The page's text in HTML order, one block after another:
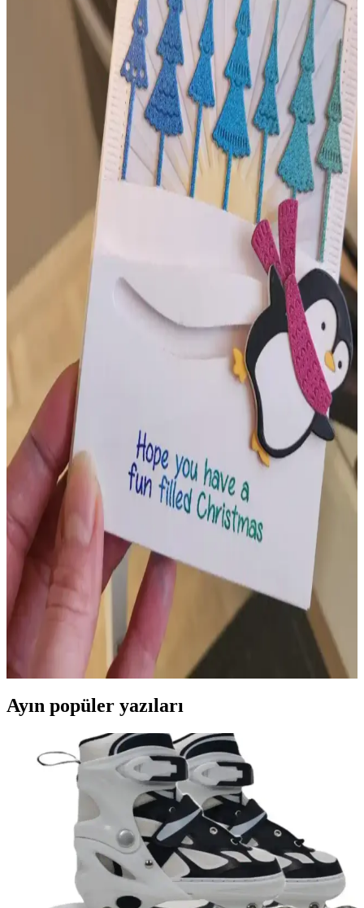
Kart Yapımı ile Stres Yönetimi: Yaratıcı Terapi ve
Sosyal Katkılar
Kart yapımı, stresle başa çıkmak için yaratıcı ve terapi niteliğinde bir
yöntemdir. Özellikle özel eğitim öğretmenleri ve sağlık çalışanları
için zihinsel rahatlama ve sosyal bağların güçlenmesini sağlar.
Viva Las Vegas Stamps: Ahşap ve Kauçuk
Damgalar İçin Özgün Koleksiyon Merkezi
Viva Las Vegas Stamps, ahşap ve kauçuk damga koleksiyoncuları
için özgün tasarımlar sunan, fiziksel ve online satış imkanıyla dikkat
çeken bir mağaza olarak öne çıkıyor.
Kart Yapımında Doku, Tasarım ve Kesim
Teknikleriyle Yeni Trendler ve İlham Kaynakları
Kart yapımında embossing klasörleri ve özgün kesim teknikleriyle
estetik ve dokunsal zenginlik sağlanıyor. İlham kaynakları ve
topluluk paylaşımlarıyla yaratıcı süreçler destekleniyor.
Kart Yapımında Yanlış Yönlendirme: Nedenleri,
Çözümleri ve Yaratıcı Yaklaşımlar
Kart yapımında kartın yanlış yönlendirilmesi sık rastlanan bir
sorundur. Bu makalede nedenleri, çözüm yöntemleri ve yaratıcı
yaklaşımlar detaylı şekilde ele alınmaktadır.
Şablonlarla Kabartma Teknikleri ve Kart
Yapımında Yenilikçi Yöntemler
Şablonlarla kabartma, kart yapımında farklı malzemeler ve
tekniklerle özgün dokular yaratmayı sağlar. Bu yöntem, hem yeni
başlayanlar hem deneyimli kullanıcılar için yaratıcı fırsatlar sunar.
Penny Slider ve Spinner Kart Tasarımları:
Teknikler, Malzemeler ve Estetik Detaylar
Penny slider ve spinner kartlar, hareketli mekanizmalarla interaktif
deneyim sunar. Malzeme alternatifleri, Snap and Spin mekanizması
ve estetik detaylar tasarım sürecinde önemli rol oynar.
Ayın popüler yazıları